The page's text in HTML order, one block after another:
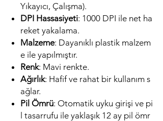
Yıkayıcı, Çalışma).
DPI Hassasiyeti: 1000 DPI ile net ha
reket yakalama.
Malzeme: Dayanıklı plastik malzem
e ile yapılmıştır.
Renk: Mavi renkte.
Ağırlık: Hafif ve rahat bir kullanım s
ağlar.
Pil Ömrü: Otomatik uyku girişi ve pi
l tasarrufu ile yaklaşık 12 ay pil ömr